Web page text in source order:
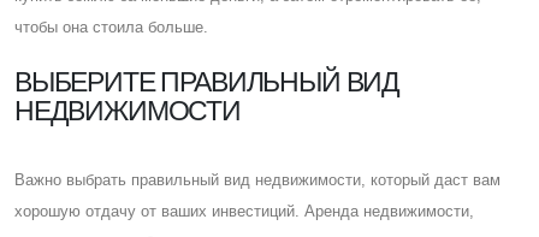
чтобы она стоила больше.
ВЫБЕРИТЕ ПРАВИЛЬНЫЙ ВИД
НЕДВИЖИМОСТИ
Важно выбрать правильный вид недвижимости, который даст вам
хорошую отдачу от ваших инвестиций. Аренда недвижимости,